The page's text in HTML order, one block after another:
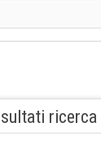
ricerca